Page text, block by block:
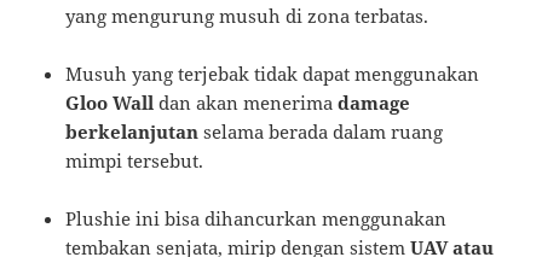
yang mengurung musuh di zona terbatas.
Musuh yang terjebak tidak dapat menggunakan
Gloo Wall dan akan menerimadamage
berkelanjutan selama berada dalam ruang
mimpi tersebut.
Plushie ini bisa dihancurkan menggunakan
tembakan senjata, mirip dengan sistemUAV atau